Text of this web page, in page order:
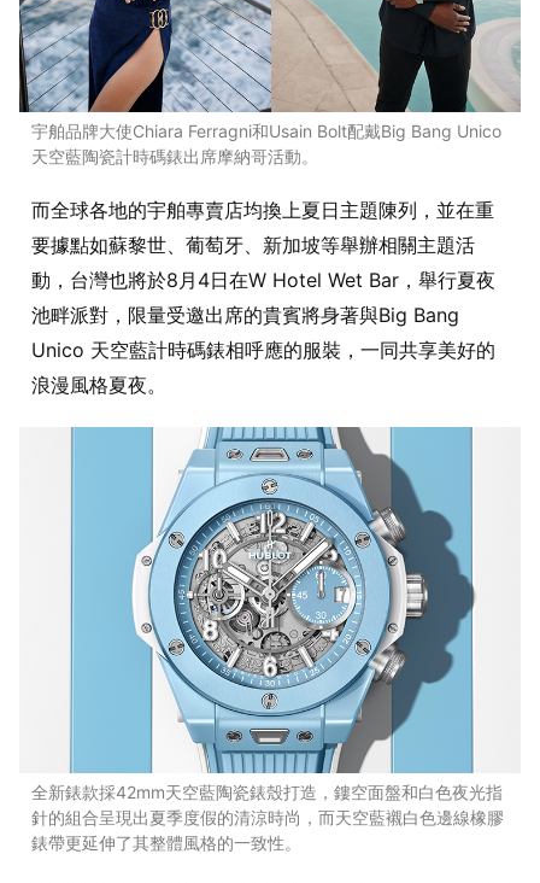
宇舶品牌大使Chiara Ferragni和Usain Bolt配戴Big Bang Unico
天空藍陶瓷計時碼錶出席摩納哥活動。
而全球各地的宇舶專賣店均換上夏日主題陳列，並在重
要據點如蘇黎世、葡萄牙、新加坡等舉辦相關主題活
動，台灣也將於8月4日在W Hotel Wet Bar，舉行夏夜
池畔派對，限量受邀出席的貴賓將身著與Big Bang
Unico 天空藍計時碼錶相呼應的服裝，一同共享美好的
浪漫風格夏夜。
全新錶款採42mm天空藍陶瓷錶殼打造，鏤空面盤和白色夜光指
針的組合呈現出夏季度假的清涼時尚，而天空藍襯白色邊線橡膠
錶帶更延伸了其整體風格的一致性。